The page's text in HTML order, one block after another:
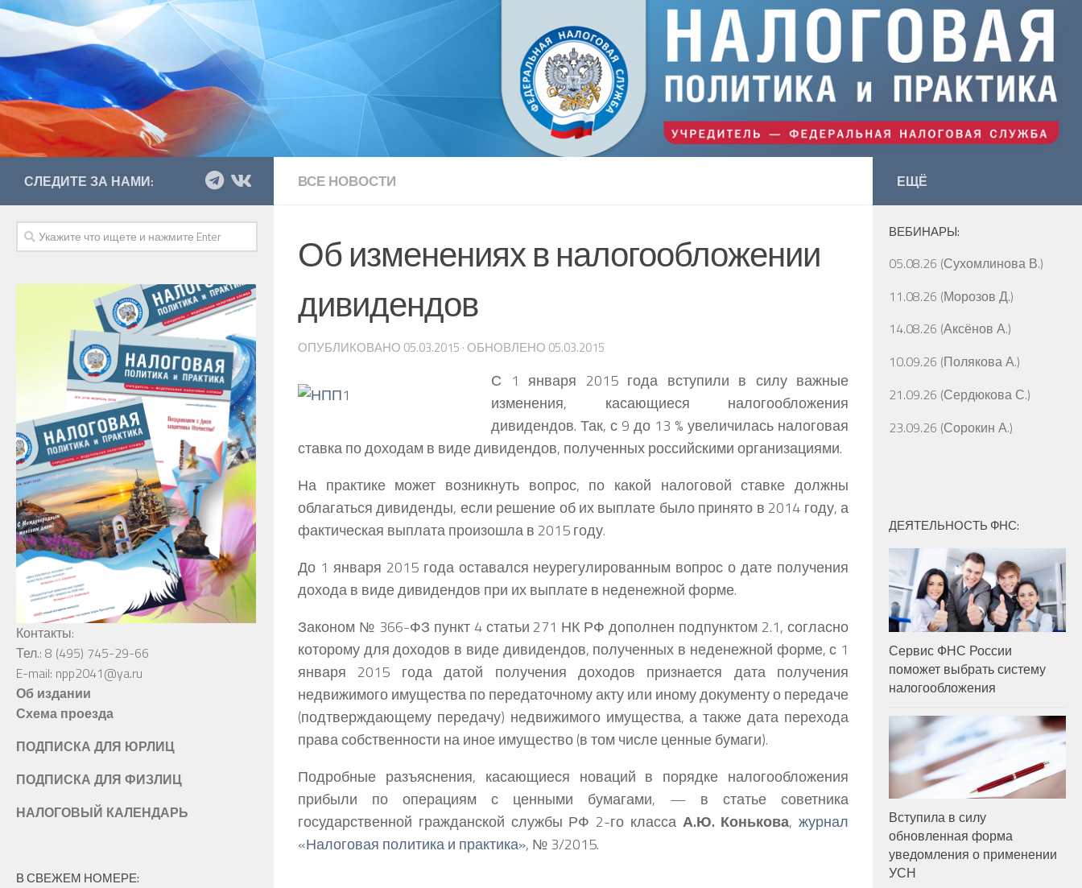
ВСЕ НОВОСТИ
Об изменениях в налогообложении
дивидендов
ОПУБЛИКОВАНО 05.03.2015 · ОБНОВЛЕНО 05.03.2015
С 1 января 2015 года вступили в силу важные
изменения, касающиеся налогообложения
дивидендов. Так, с 9 до 13 % увеличилась налоговая
ставка по доходам в виде дивидендов, полученных российскими организациями.
На практике может возникнуть вопрос, по какой налоговой ставке должны
облагаться дивиденды, если решение об их выплате было принято в 2014 году, а
фактическая выплата произошла в 2015 году.
До 1 января 2015 года оставался неурегулированным вопрос о дате получения
дохода в виде дивидендов при их выплате в неденежной форме.
Законом № 366-ФЗ пункт 4 статьи 271 НК РФ дополнен подпунктом 2.1, согласно
которому для доходов в виде дивидендов, полученных в неденежной форме, с 1
января 2015 года датой получения доходов признается дата получения
недвижимого имущества по передаточному акту или иному документу о передаче
(подтверждающему передачу) недвижимого имущества, а также дата перехода
права собственности на иное имущество (в том числе ценные бумаги).
Подробные разъяснения, касающиеся новаций в порядке налогообложения
прибыли по операциям с ценными бумагами, — в статье советника
государственной гражданской службы РФ 2-го класса А.Ю. Конькова, журнал
«Налоговая политика и практика», № 3/2015.
СЛЕДИТЕ ЗА НАМИ:
Контакты:
Тел.: 8 (495) 745-29-66
E-mail: npp2041@ya.ru
Об издании
Схема проезда
ПОДПИСКА ДЛЯ ЮРЛИЦ
ПОДПИСКА ДЛЯ ФИЗЛИЦ
НАЛОГОВЫЙ КАЛЕНДАРЬ
В СВЕЖЕМ НОМЕРЕ:
ЕЩЁ
ВЕБИНАРЫ:
05.08.26 (Сухомлинова В.)
11.08.26 (Морозов Д.)
14.08.26 (Аксёнов А.)
10.09.26 (Полякова А.)
21.09.26 (Сердюкова С.)
23.09.26 (Сорокин А.)
ДЕЯТЕЛЬНОСТЬ ФНС:
Сервис ФНС России
поможет выбрать систему
налогообложения
Вступила в силу
обновленная форма
уведомления о применении
УСН